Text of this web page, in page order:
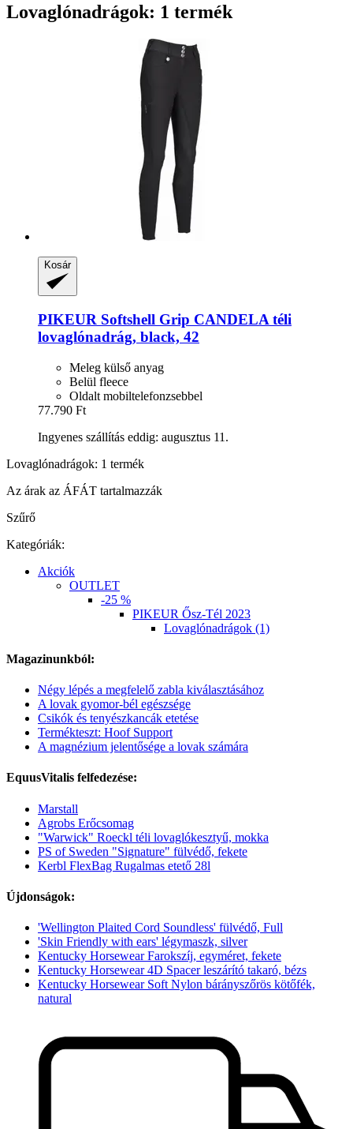
Lovaglónadrágok: 1 termék
Kosár
PIKEUR Softshell Grip CANDELA téli
lovaglónadrág, black, 42
Meleg külső anyag
Belül fleece
Oldalt mobiltelefonzsebbel
77.790 Ft
Ingyenes szállítás eddig: augusztus 11.
Lovaglónadrágok: 1 termék
Az árak az ÁFÁT tartalmazzák
Szűrő
Kategóriák:
Akciók
OUTLET
-25 %
PIKEUR Ősz-Tél 2023
Lovaglónadrágok (1)
Magazinunkból:
Négy lépés a megfelelő zabla kiválasztásához
A lovak gyomor-bél egészsége
Csikók és tenyészkancák etetése
Termékteszt: Hoof Support
A magnézium jelentősége a lovak számára
EquusVitalis felfedezése:
Marstall
Agrobs Erőcsomag
"Warwick" Roeckl téli lovaglókesztyű, mokka
PS of Sweden "Signature" fülvédő, fekete
Kerbl FlexBag Rugalmas etető 28l
Újdonságok:
'Wellington Plaited Cord Soundless' fülvédő, Full
'Skin Friendly with ears' légymaszk, silver
Kentucky Horsewear Farokszíj, egyméret, fekete
Kentucky Horsewear 4D Spacer leszárító takaró, bézs
Kentucky Horsewear Soft Nylon bárányszőrös kötőfék,
natural